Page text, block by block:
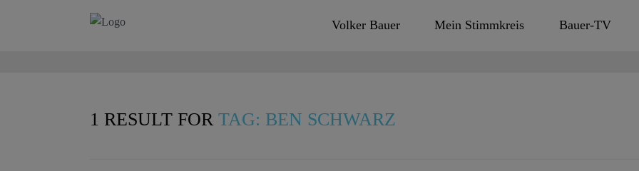
Volker Bauer Mein Stimmkreis Bauer-TV
1 RESULT FOR TAG: BEN SCHWARZ